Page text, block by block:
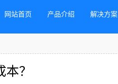
网站首页 产品介绍 解决方案
？